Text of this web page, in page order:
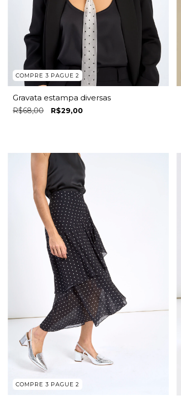
COMPRE 3 PAGUE 2
Gravata estampa diversas
R$68,00 R$29,00
COMPRE 3 PAGUE 2